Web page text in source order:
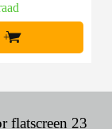
+
flatscreen 23